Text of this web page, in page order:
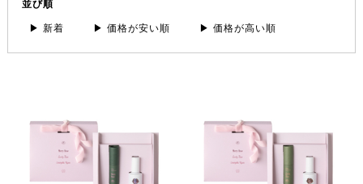
並び順
▶ 新着 ▶ 価格が安い順 ▶ 価格が高い順